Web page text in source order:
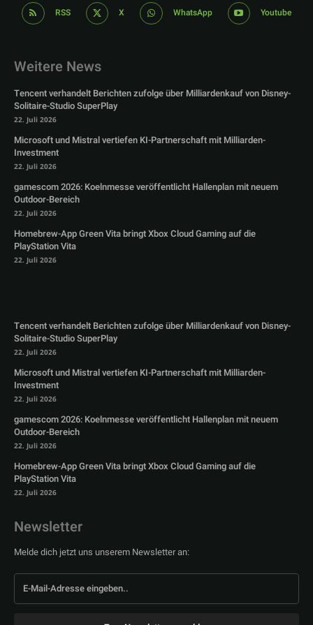
RSS X WhatsApp Youtube
Weitere News
Tencent verhandelt Berichten zufolge über Milliardenkauf von Disney-
Solitaire-Studio SuperPlay
22. Juli 2026
Microsoft und Mistral vertiefen KI-Partnerschaft mit Milliarden-
Investment
22. Juli 2026
gamescom 2026: Koelnmesse veröffentlicht Hallenplan mit neuem
Outdoor-Bereich
22. Juli 2026
Homebrew-App Green Vita bringt Xbox Cloud Gaming auf die
PlayStation Vita
22. Juli 2026
Tencent verhandelt Berichten zufolge über Milliardenkauf von Disney-
Solitaire-Studio SuperPlay
22. Juli 2026
Microsoft und Mistral vertiefen KI-Partnerschaft mit Milliarden-
Investment
22. Juli 2026
gamescom 2026: Koelnmesse veröffentlicht Hallenplan mit neuem
Outdoor-Bereich
22. Juli 2026
Homebrew-App Green Vita bringt Xbox Cloud Gaming auf die
PlayStation Vita
22. Juli 2026
Newsletter
Melde dich jetzt uns unserem Newsletter an: